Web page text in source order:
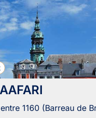
1160 (Barreau de